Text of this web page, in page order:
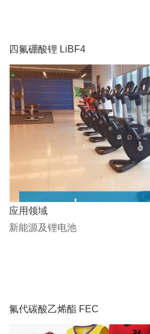
四氟硼酸锂 LiBF4
应用领域
新能源及锂电池
氟代碳酸乙烯酯 FEC